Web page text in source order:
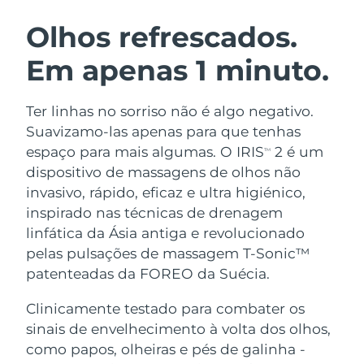
Olhos refrescados.
Em apenas 1 minuto.
Ter linhas no sorriso não é algo negativo.
Suavizamo-las apenas para que tenhas
espaço para mais algumas. O IRISTM
2 é um
dispositivo de massagens de olhos não
invasivo, rápido, eficaz e ultra higiénico,
inspirado nas técnicas de drenagem
linfática da Ásia antiga e revolucionado
pelas pulsações de massagem T-Sonic™
patenteadas da FOREO da Suécia.
Clinicamente testado para combater os
sinais de envelhecimento à volta dos olhos,
como papos, olheiras e pés de galinha -
LUNA™ 4 kit
Anti-aging massage
LUNA™ 4 Plus
Massage, LED heating
For men, anti-aging massage
BEAR™ 2 kit
Microcurrent toning
BEAR™ 2 go
Microcurrent toning on-the-go
Microcurrent line smoothing device
Hidratação
UFO™ 3 kit
Deep facial hydration
UFO™ 3 LED
Near-infrared and red light therapy
device
Cuidado oral
issa™ 4
Hybrid silicone sonic toothbrush
issa™ 4 plus
Smart hybrid silicone sonic toothbrush
TRATAMENTO ANTIENVELHECIMENTO
FAQ™
Antienvelhecimento Tratamentos LED
Áustria Entrega prevista
Barein Entrega prevista8/13/26
Bélgica
Bermudas Entrega prevista8/18/26
Bósnia e
Herzegovina
Entrega prevista
Brunei Entrega prevista8/17/26
Bulgária Entrega prevista
Canadá Entrega prevista8/16/26
Chile Entrega prevista 8/16/26